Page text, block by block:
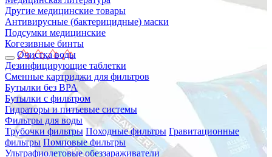
Другие медицинские товары
Антивирусные (бактерицидные) маски
Подсумки медицинские
Когезивные бинты
Очистка воды
Дезинфицирующие таблетки
Сменные картриджи для фильтров
Бутылки без BPA
Бутылки с фильтром
Гидраторы и питьевые системы
Фильтры для воды
Трубочки фильтры Походные фильтры Гравитационные
фильтры Помповые фильтры
Ультрафиолетовые обеззараживатели